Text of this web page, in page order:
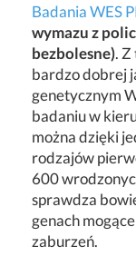
Badania WES
wymazu z
bezbolesne).
bardzo dobrej
genetycznym
badaniu w
można dzięki
rodzajów
600
sprawdza
genach
zaburzeń.